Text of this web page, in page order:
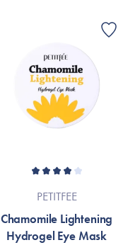
PETITFEE
Chamomile Lightening
Hydrogel Eye Mask